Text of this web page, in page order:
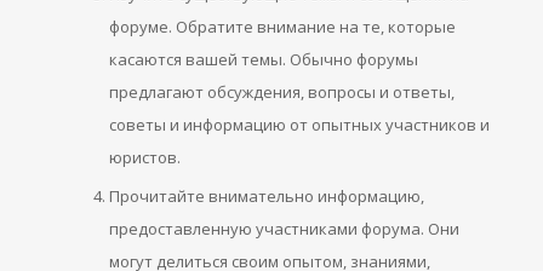
форуме. Обратите внимание на те, которые
касаются вашей темы. Обычно форумы
предлагают обсуждения, вопросы и ответы,
советы и информацию от опытных участников и
юристов.
Прочитайте внимательно информацию,
предоставленную участниками форума. Они
могут делиться своим опытом, знаниями,